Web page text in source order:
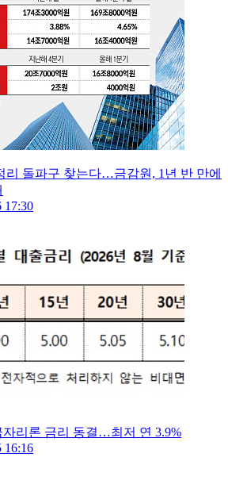
리 돌파구 찾는다…금감원, 1년 반 만에
17:30
자리론 금리 동결…최저 연 3.9%
16:16